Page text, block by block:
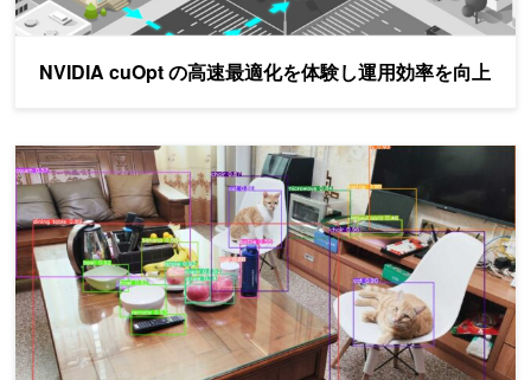
NVIDIA cuOpt の高速最適化を体験し運用効率を向上
cuDLA による NVIDIA Jetson Orin 上での YOLOv5 の紹介